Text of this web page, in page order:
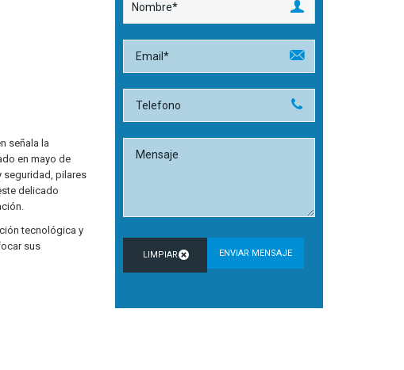
señala la
en mayo de
seguridad, pilares
delicado
tecnológica y
sus